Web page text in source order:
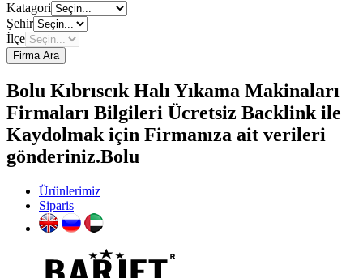
Katagori
Şehir
İlçe
Firma Ara
Bolu Kıbrıscık Halı Yıkama Makinaları
Firmaları Bilgileri Ücretsiz Backlink ile
Kaydolmak için Firmanıza ait verileri
gönderiniz.Bolu
Ürünlerimiz
Siparis